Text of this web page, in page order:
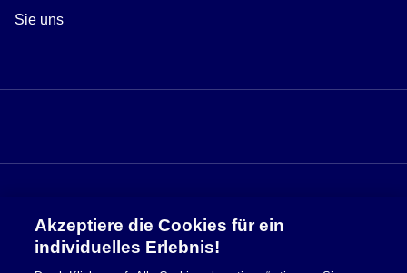
Sie uns
Sicherheitsinformationen
Akzeptiere die Cookies für ein
individuelles Erlebnis!